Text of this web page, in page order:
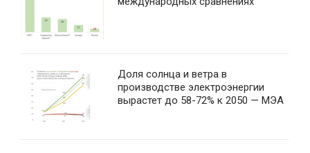
Доля солнца и ветра в
производстве электроэнергии
вырастет до 58-72% к 2050 — МЭА